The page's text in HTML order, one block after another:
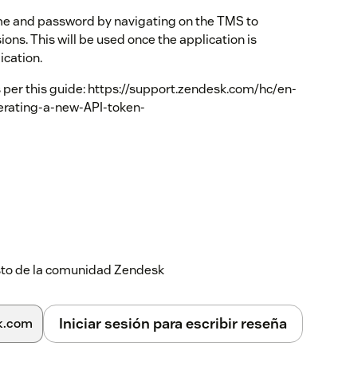
and password by navigating on the TMS to
This will be used once the application is
per this guide: https://support.zendesk.com/hc/en-
a-new-API-token-
de la comunidad Zendesk
Iniciar sesión para escribir reseña